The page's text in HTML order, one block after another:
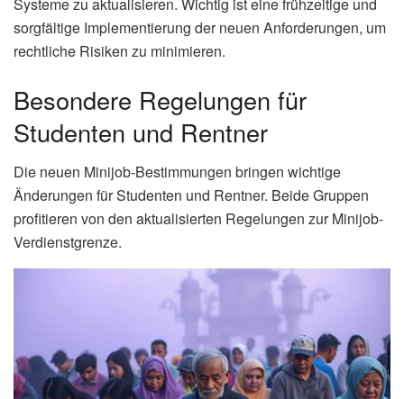
Systeme zu aktualisieren. Wichtig ist eine frühzeitige und
sorgfältige Implementierung der neuen Anforderungen, um
rechtliche Risiken zu minimieren.
Besondere Regelungen für
Studenten und Rentner
Die neuen Minijob-Bestimmungen bringen wichtige
Änderungen für Studenten und Rentner. Beide Gruppen
profitieren von den aktualisierten Regelungen zur Minijob-
Verdienstgrenze.